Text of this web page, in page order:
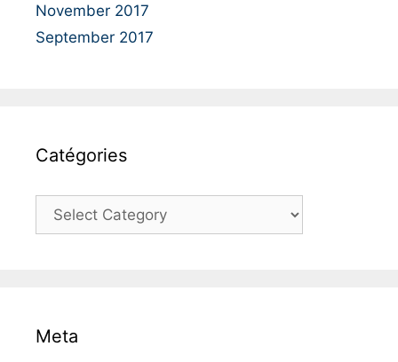
November 2017
September 2017
Catégories
r
Meta